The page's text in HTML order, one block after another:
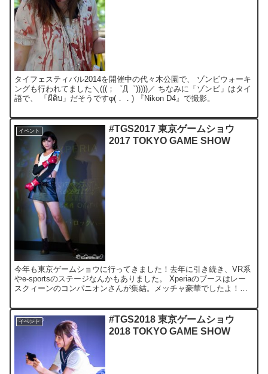
タイフェスティバル2014を開催中の代々木公園で、 ゾンビウォーキ
ングも行われてました＼(((；゜Д゜)))))／ ちなみに「ゾンビ」はタイ
語で、 「ผีดิบ」だそうですφ(．．) 『Nikon D4』で撮影。
イベント
#TGS2017 東京ゲームショウ
2017 TOKYO GAME SHOW
今年も東京ゲームショウに行ってきました！去年に引き続き、VR系
やe-sportsのステージなんかもありました。 Xperiaのブースはレー
スクィーンのコンパニオンさんが集結。メッチャ豪華でしたよ！日
イベント
#TGS2018 東京ゲームショウ
2018 TOKYO GAME SHOW